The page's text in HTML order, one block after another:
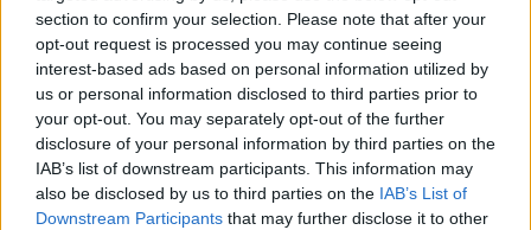
section to confirm your selection. Please note that after your
opt-out request is processed you may continue seeing
interest-based ads based on personal information utilized by
us or personal information disclosed to third parties prior to
your opt-out. You may separately opt-out of the further
disclosure of your personal information by third parties on the
IAB’s list of downstream participants. This information may
also be disclosed by us to third parties on the IAB’s List of
Downstream Participants that may further disclose it to other
Infine, è fondamentale che ognuno di noi si senta
responsabile dell’avanzamento dell’uguaglianza di
genere. Le azioni quotidiane, anche se piccole,
possono avere un impatto significativo. Se sei una
donna, informati sui tuoi diritti e lotta per difenderli;
se sei un uomo, sostieni e promuovi l’uguaglianza